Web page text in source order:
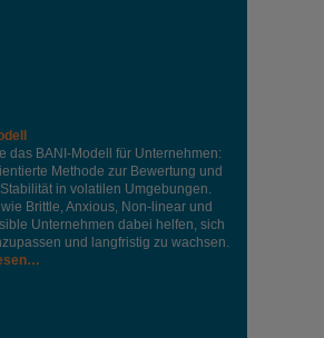
das BANI-Modell für Unternehmen:
Methode zur Bewertung und
in volatilen Umgebungen.
Brittle, Anxious, Non-linear und
Unternehmen dabei helfen, sich
und langfristig zu wachsen.